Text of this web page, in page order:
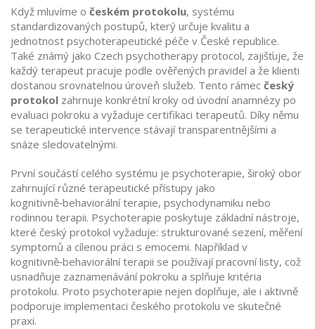
Když mluvíme o českém protokolu, systému
standardizovaných postupů, který určuje kvalitu a
jednotnost psychoterapeutické péče v České republice.
Také známý jako Czech psychotherapy protocol, zajišťuje, že
každý terapeut pracuje podle ověřených pravidel a že klienti
dostanou srovnatelnou úroveň služeb. Tento rámec český
protokol zahrnuje konkrétní kroky od úvodní anamnézy po
evaluaci pokroku a vyžaduje certifikaci terapeutů. Díky němu
se terapeutické intervence stávají transparentnějšími a
snáze sledovatelnými.
První součástí celého systému je psychoterapie, široký obor
zahrnující různé terapeutické přístupy jako
kognitivně‑behaviorální terapie, psychodynamiku nebo
rodinnou terapii. Psychoterapie poskytuje základní nástroje,
které český protokol vyžaduje: strukturované sezení, měření
symptomů a cílenou práci s emocemi. Například v
kognitivně‑behaviorální terapii se používají pracovní listy, což
usnadňuje zaznamenávání pokroku a splňuje kritéria
protokolu. Proto psychoterapie nejen doplňuje, ale i aktivně
podporuje implementaci českého protokolu ve skutečné
praxi.